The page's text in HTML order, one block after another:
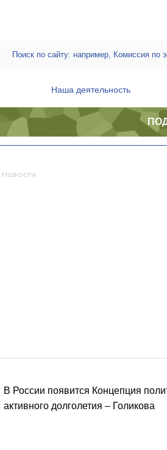
Наша деятельность
Новости
В России появится Концепция
активного долголетия – Голикова